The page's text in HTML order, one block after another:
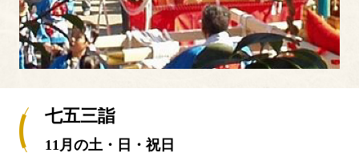
七五三詣
11月の土・日・祝日